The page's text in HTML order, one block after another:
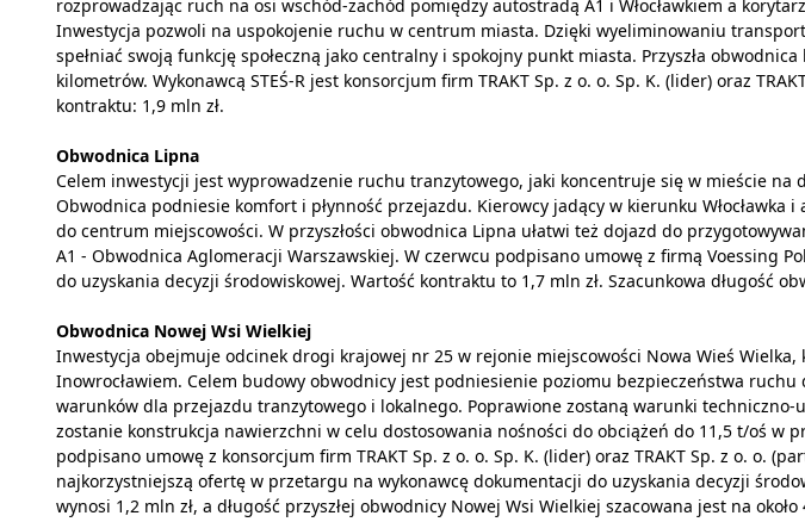
rozprowadzając ruch na osi wschód-zachód pomiędzy autostradą A1 i Włocławkiem a
Inwestycja pozwoli na uspokojenie ruchu w centrum miasta. Dzięki wyeliminowaniu
spełniać swoją funkcję społeczną jako centralny i spokojny punkt miasta. Przyszła obwodnica
kilometrów. Wykonawcą STEŚ-R jest konsorcjum firm TRAKT Sp. z o. o. Sp. K. (lider) oraz
kontraktu: 1,9 mln zł.
Obwodnica Lipna
Celem inwestycji jest wyprowadzenie ruchu tranzytowego, jaki koncentruje się w mieście na
Obwodnica podniesie komfort i płynność przejazdu. Kierowcy jadący w kierunku Włocławka
do centrum miejscowości. W przyszłości obwodnica Lipna ułatwi też dojazd do
A1 - Obwodnica Aglomeracji Warszawskiej. W czerwcu podpisano umowę z firmą Voessing
do uzyskania decyzji środowiskowej. Wartość kontraktu to 1,7 mln zł. Szacunkowa długość
Obwodnica Nowej Wsi Wielkiej
Inwestycja obejmuje odcinek drogi krajowej nr 25 w rejonie miejscowości Nowa Wieś Wielka,
Inowrocławiem. Celem budowy obwodnicy jest podniesienie poziomu bezpieczeństwa
warunków dla przejazdu tranzytowego i lokalnego. Poprawione zostaną warunki techniczno-
zostanie konstrukcja nawierzchni w celu dostosowania nośności do obciążeń do 11,5 t/oś w
podpisano umowę z konsorcjum firm TRAKT Sp. z o. o. Sp. K. (lider) oraz TRAKT Sp. z o. o.
najkorzystniejszą ofertę w przetargu na wykonawcę dokumentacji do uzyskania decyzji
wynosi 1,2 mln zł, a długość przyszłej obwodnicy Nowej Wsi Wielkiej szacowana jest na